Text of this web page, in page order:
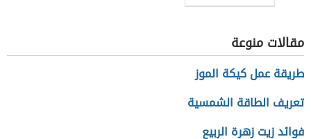
مقالات منوعة
طريقة عمل كيكة الموز
تعريف الطاقة الشمسية
فوائد زيت زهرة الربيع